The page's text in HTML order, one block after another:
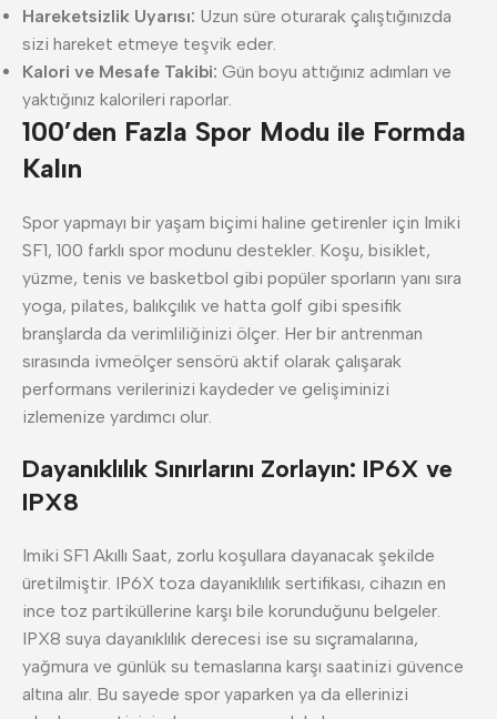
Hareketsizlik Uyarısı: Uzun süre oturarak çalıştığınızda
sizi hareket etmeye teşvik eder.
Kalori ve Mesafe Takibi: Gün boyu attığınız adımları ve
yaktığınız kalorileri raporlar.
100’den Fazla Spor Modu ile Formda
Kalın
Spor yapmayı bir yaşam biçimi haline getirenler için Imiki
SF1, 100 farklı spor modunu destekler. Koşu, bisiklet,
yüzme, tenis ve basketbol gibi popüler sporların yanı sıra
yoga, pilates, balıkçılık ve hatta golf gibi spesifik
branşlarda da verimliliğinizi ölçer. Her bir antrenman
sırasında ivmeölçer sensörü aktif olarak çalışarak
performans verilerinizi kaydeder ve gelişiminizi
izlemenize yardımcı olur.
Dayanıklılık Sınırlarını Zorlayın: IP6X ve
IPX8
Imiki SF1 Akıllı Saat, zorlu koşullara dayanacak şekilde
üretilmiştir. IP6X toza dayanıklılık sertifikası, cihazın en
ince toz partiküllerine karşı bile korunduğunu belgeler.
IPX8 suya dayanıklılık derecesi ise su sıçramalarına,
yağmura ve günlük su temaslarına karşı saatinizi güvence
altına alır. Bu sayede spor yaparken ya da ellerinizi